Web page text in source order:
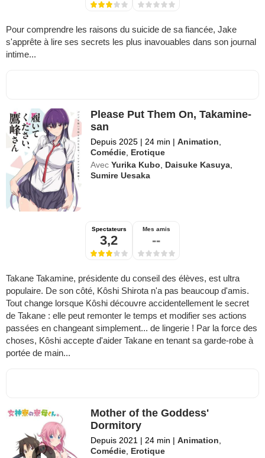
Pour comprendre les raisons du suicide de sa fiancée, Jake
s'apprête à lire ses secrets les plus inavouables dans son journal
intime...
Please Put Them On, Takamine-
san
Depuis 2025 | 24 min | Animation,
Comédie, Erotique
Avec Yurika Kubo, Daisuke Kasuya,
Sumire Uesaka
Spectateurs
3,2
Mes amis
--
Takane Takamine, présidente du conseil des élèves, est ultra
populaire. De son côté, Kôshi Shirota n'a pas beaucoup d'amis.
Tout change lorsque Kôshi découvre accidentellement le secret
de Takane : elle peut remonter le temps et modifier ses actions
passées en changeant simplement... de lingerie ! Par la force des
choses, Kôshi accepte d'aider Takane en tenant sa garde-robe à
portée de main...
Mother of the Goddess'
Dormitory
Depuis 2021 | 24 min | Animation,
Comédie, Erotique